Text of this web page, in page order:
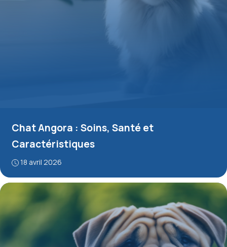
Chat Angora : Soins, Santé et
Caractéristiques
18 avril 2026